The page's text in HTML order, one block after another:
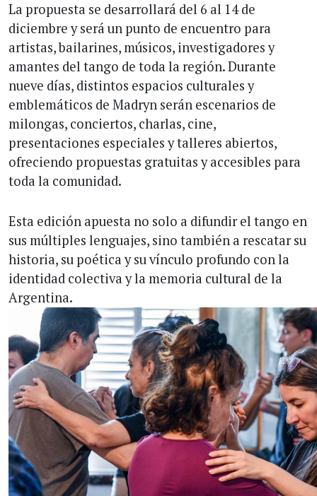
La propuesta se desarrollará del 6 al 14 de
diciembre y será un punto de encuentro para
artistas, bailarines, músicos, investigadores y
amantes del tango de toda la región. Durante
nueve días, distintos espacios culturales y
emblemáticos de Madryn serán escenarios de
milongas, conciertos, charlas, cine,
presentaciones especiales y talleres abiertos,
ofreciendo propuestas gratuitas y accesibles para
toda la comunidad.
Esta edición apuesta no solo a difundir el tango en
sus múltiples lenguajes, sino también a rescatar su
historia, su poética y su vínculo profundo con la
identidad colectiva y la memoria cultural de la
Argentina.